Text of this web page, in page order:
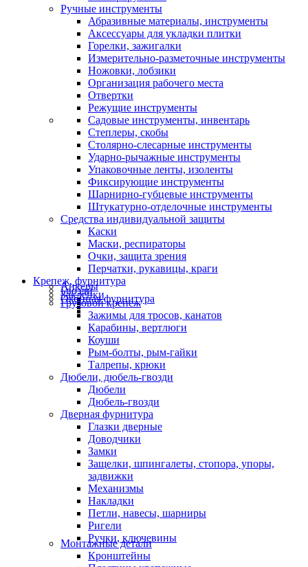
Ручные инструменты
Абразивные материалы, инструменты
Аксессуары для укладки плитки
Горелки, зажигалки
Измерительно-разметочные инструменты
Ножовки, лобзики
Организация рабочего места
Отвертки
Режущие инструменты
Садовые инструменты, инвентарь
Степлеры, скобы
Столярно-слесарные инструменты
Ударно-рычажные инструменты
Упаковочные ленты, изоленты
Фиксирующие инструменты
Шарнирно-губцевые инструменты
Штукатурно-отделочные инструменты
Средства индивидуальной защиты
Каски
Маски, респираторы
Очки, защита зрения
Перчатки, рукавицы, краги
Крепеж, фурнитура
Анкеры
Гвозди
Заклепки
Оконная фурнитура
Грузовой крепеж
Зажимы для тросов, канатов
Карабины, вертлюги
Коуши
Рым-болты, рым-гайки
Талрепы, крюки
Дюбели, дюбель-гвозди
Дюбели
Дюбель-гвозди
Дверная фурнитура
Глазки дверные
Доводчики
Замки
Защелки, шпингалеты, стопора, упоры,
задвижки
Механизмы
Накладки
Петли, навесы, шарниры
Ригели
Ручки, ключевины
Монтажные детали
Кронштейны